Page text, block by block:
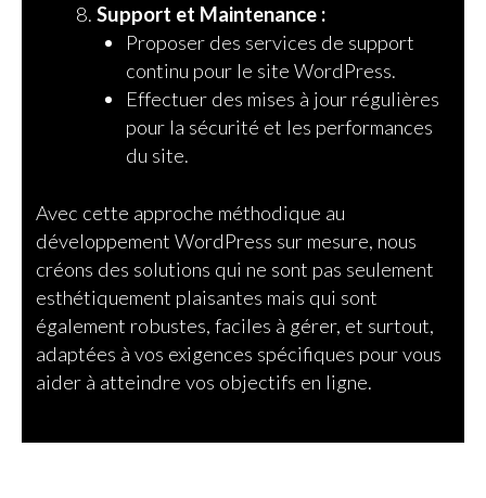
Support et Maintenance :
Proposer des services de support
continu pour le site WordPress.
Effectuer des mises à jour régulières
pour la sécurité et les performances
du site.
Avec cette approche méthodique au
développement WordPress sur mesure, nous
créons des solutions qui ne sont pas seulement
esthétiquement plaisantes mais qui sont
également robustes, faciles à gérer, et surtout,
adaptées à vos exigences spécifiques pour vous
aider à atteindre vos objectifs en ligne.